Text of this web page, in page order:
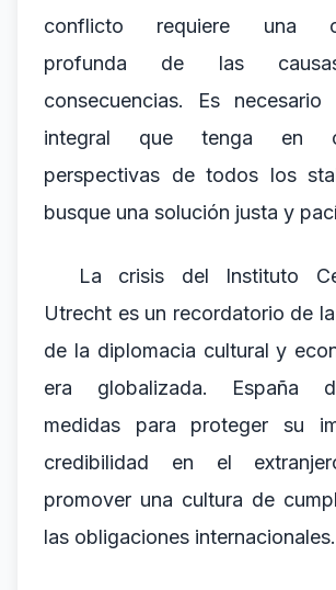
conflicto requiere una
profunda de las
consecuencias. Es
integral que tenga en
perspectivas de todos los
busque una solución justa y
La crisis del Instituto
Utrecht es un recordatorio de
de la diplomacia cultural y
era globalizada. España
medidas para proteger su
credibilidad en el
promover una cultura de
las obligaciones internacionales.